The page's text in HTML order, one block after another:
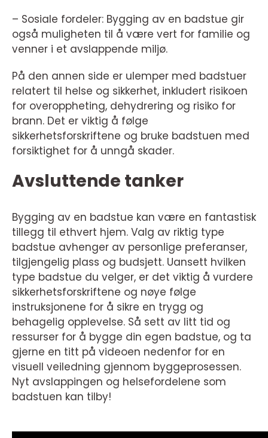
– Sosiale fordeler: Bygging av en badstue gir
også muligheten til å være vert for familie og
venner i et avslappende miljø.
På den annen side er ulemper med badstuer
relatert til helse og sikkerhet, inkludert risikoen
for overoppheting, dehydrering og risiko for
brann. Det er viktig å følge
sikkerhetsforskriftene og bruke badstuen med
forsiktighet for å unngå skader.
Avsluttende tanker
Bygging av en badstue kan være en fantastisk
tillegg til ethvert hjem. Valg av riktig type
badstue avhenger av personlige preferanser,
tilgjengelig plass og budsjett. Uansett hvilken
type badstue du velger, er det viktig å vurdere
sikkerhetsforskriftene og nøye følge
instruksjonene for å sikre en trygg og
behagelig opplevelse. Så sett av litt tid og
ressurser for å bygge din egen badstue, og ta
gjerne en titt på videoen nedenfor for en
visuell veiledning gjennom byggeprosessen.
Nyt avslappingen og helsefordelene som
badstuen kan tilby!